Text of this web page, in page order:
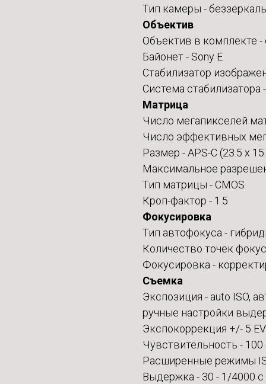
Тип камеры -
Объектив
Объектив в комплекте -
Байонет - Sony E
Стабилизатор
Система
Матрица
Число мегапикселей
Число эффективных
Размер -APS-C (23.5 x
Максимальное
Тип матрицы - CMOS
Кроп-фактор - 1.5
Фокусировка
Тип автофокуса -
Количество точек
Фокусировка -
Съемка
Экспозиция - auto ISO,
ручные настройки
Экспокоррекция +/- 5
Чувствительность - 100
Расширенные режимы
Выдержка - 30 - 1/4000 с